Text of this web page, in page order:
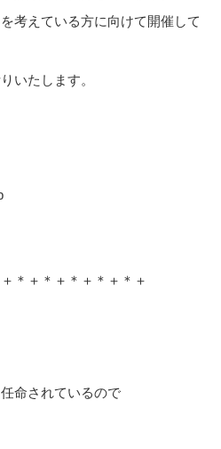
考えている方に向けて開催して
いたします。
＊＋＊＋＊＋＊＋＊＋
命されているので